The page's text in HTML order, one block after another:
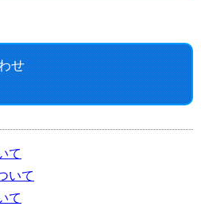
せ
て
いて
て